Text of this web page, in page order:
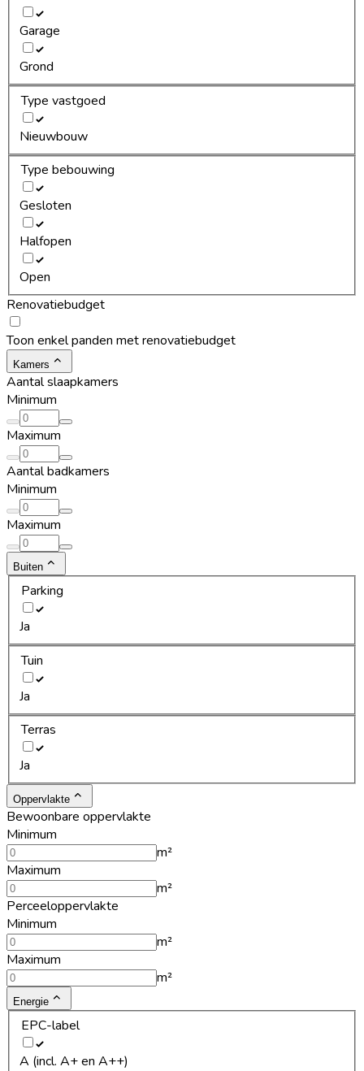
Garage
Grond
Type vastgoed
Nieuwbouw
Type bebouwing
Gesloten
Halfopen
Open
Renovatiebudget
Toon enkel panden met renovatiebudget
Kamers
Aantal slaapkamers
Minimum
Maximum
Aantal badkamers
Minimum
Maximum
Buiten
Parking
Ja
Tuin
Ja
Terras
Ja
Oppervlakte
Bewoonbare oppervlakte
Minimum
m²
Maximum
m²
Perceeloppervlakte
Minimum
m²
Maximum
m²
Energie
EPC-label
A (incl. A+ en A++)